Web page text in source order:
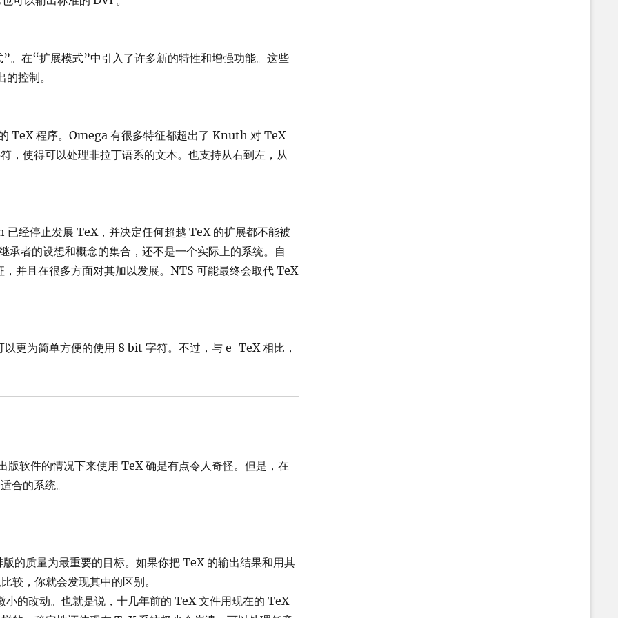
。在“扩展模式”中引入了许多新的特性和增强功能。这些
控制。
TeX 程序。Omega 有很多特征都超出了 Knuth 对 TeX
，使得可以处理非拉丁语系的文本。也支持从右到左，从
停止发展 TeX，并决定任何超越 TeX 的扩展都不能被
者的设想和概念的集合，还不是一个实际上的系统。自
并且在很多方面对其加以发展。NTS 可能最终会取代 TeX
更为简单方便的使用 8 bit 字符。不过，与 e-TeX 相比，
件的情况下来使用 TeX 确是有点令人奇怪。但是，在
合的系统。
的质量为最重要的目标。如果你把 TeX 的输出结果和用其
较，你就会发现其中的区别。
的改动。也就是说，十几年前的 TeX 文件用现在的 TeX